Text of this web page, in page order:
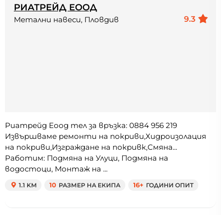
РИАТРЕЙД ЕООД
9.3
Метални навеси, Пловдив
Риатрейд Еоод тел за връзка: 0884 956 219
Извършваме ремонти на покриви,Хидроизолация
на покриви,Изграждане на покривк,Смяна...
Работим: Подмяна на Улуци, Подмяна на
водостоци, Монтаж на ...
1.1 KM 10 РАЗМЕР НА ЕКИПА 16+ ГОДИНИ ОПИТ